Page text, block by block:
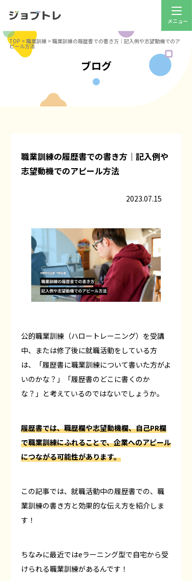
TOP > 職業訓練 > 職業訓練の履歴書での書き方｜記入例や志望動機でのア
ピール方法
ブログ
職業訓練の履歴書での書き方｜記入例や
志望動機でのアピール方法
2023.07.15
公的職業訓練（ハロートレーニング）を受講
中、または修了後に就職活動をしている方
は、「履歴書に職業訓練について書いた方がよ
いのかな？」「履歴書のどこに書くのか
な？」と考えているのではないでしょうか。
履歴書では、職歴欄や志望動機欄、自己PR欄
で職業訓練にふれることで、企業へのアピール
につながる可能性があります。
この記事では、就職活動中の履歴書での、職
業訓練の書き方と効果的な伝え方を紹介しま
す！
ちなみに最近ではeラーニング型で自宅から受
けられる職業訓練があるんです！